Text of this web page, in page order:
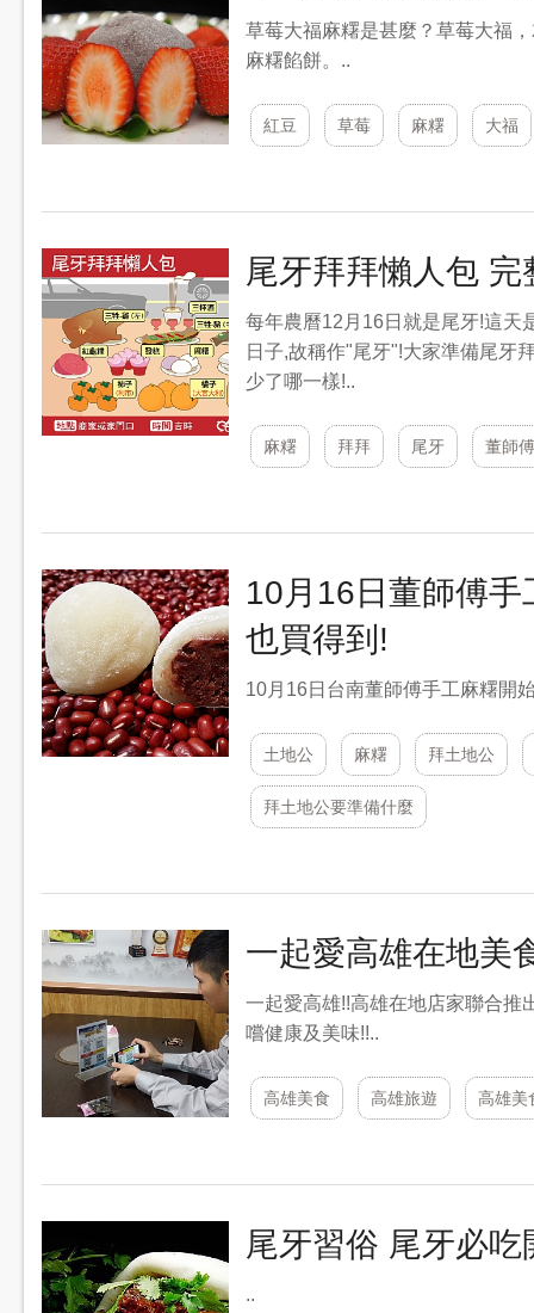
草莓大福麻糬是甚麼？草莓大福
麻糬餡餅。..
紅豆 草莓 麻糬 大福
尾牙拜拜懶人包 完
每年農曆12月16日就是尾牙!這天
日子,故稱作"尾牙"!大家準備尾牙
少了哪一樣!..
麻糬 拜拜 尾牙 董師
10月16日董師傅
也買得到!
10月16日台南董師傅手工麻糬開
土地公 麻糬 拜土地公
拜土地公要準備什麼
一起愛高雄在地美
一起愛高雄!!高雄在地店家聯合推
嚐健康及美味!!..
高雄美食 高雄旅遊 高雄美
尾牙習俗 尾牙必吃
..